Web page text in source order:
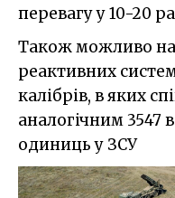
перевагу у 10-20
Також можливо
реактивних
калібрів, в яких
аналогічним 3547
одиниць у ЗСУ